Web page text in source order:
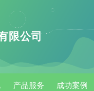
限公司
产品服务 成功案例